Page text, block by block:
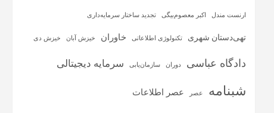
ارنست مندل اکبر معصوم‌بیگی تجدید ساختار سرمایه‌داری
تهی‌دستان شهری تکنولوژی اطلاعاتی خاوران خیزش آبان خیزش دی
دادگاه عباسی دوران سازمان‌یابی سرمایه‌ دیجیتالی
شبنامه عصر عصر اطلاعات